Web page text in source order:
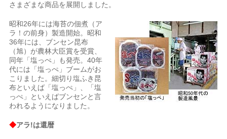
さまざまな商品を展開しました。
昭和26年には海苔の佃煮（ア
ラ！の前身）製造開始。昭和
36年には、ブンセン昆布
（旭）が農林大臣賞を受賞、
同年「塩っぺ」も発売。40年
代には「塩っぺ」ブームがお
こりました。細切り塩ふき昆
布といえば「塩っぺ」、「塩
っぺ」といえばブンセンと言
われるようになりました。
◆アラ!は還暦